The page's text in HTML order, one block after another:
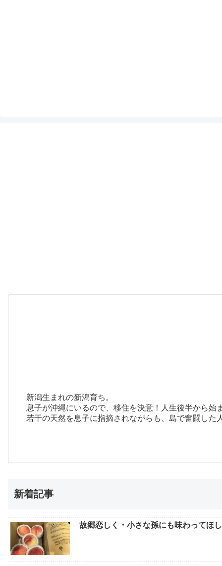
新潟生まれの新潟育ち。
息子が沖縄にいるので、移住を決意！人生後半から
若干の天然を息子に指摘されながらも、島で奮闘した
新着記事
故郷恋しく・小さな孫にも味わってほ